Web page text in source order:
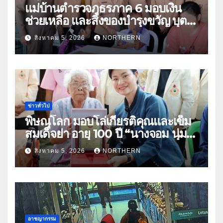
แม่บ้านตำรวจภูธรภาค 6 มอบเงิน
ช่วยเหลือ และสิ่งของบำรุงขวัญ บุตร-
ธิดา ข้าราชการตำรวจจังหวัด
อุทัยธานี
สิงหาคม 5, 2026 NORTHERN
ข่าวทั่วไป
พิษณุโลก มอบโล่เกียรติคุณและเข็ม
สมเด็จย่า อายุ 100 ปี “นางจอม นุ่ม
เนตร” ตำบลบ้านกร่าง อำเภอเมือง
สิงหาคม 5, 2026 NORTHERN
อาชญากรรม